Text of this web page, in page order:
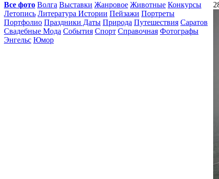
Все фото Волга Выставки Жанровое Животные Конкурсы
Летопись Литература Истории Пейзажи Портреты
Портфолио Праздники Даты Природа Путешествия Саратов
Свадебные Мода События Спорт Справочная Фотографы
Энгельс Юмор